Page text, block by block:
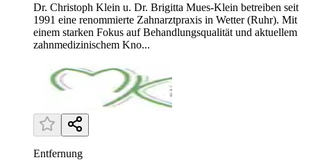
Dr. Christoph Klein u. Dr. Brigitta Mues-Klein betreiben seit
1991 eine renommierte Zahnarztpraxis in Wetter (Ruhr). Mit
einem starken Fokus auf Behandlungsqualität und aktuellem
zahnmedizinischem Kno...
Entfernung